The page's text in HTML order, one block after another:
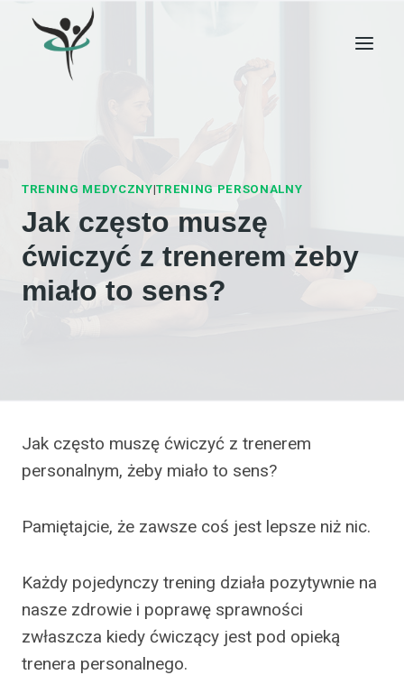
TRENING MEDYCZNY|TRENING PERSONALNY
Jak często muszę
ćwiczyć z trenerem żeby
miało to sens?
Jak często muszę ćwiczyć z trenerem
personalnym, żeby miało to sens?
Pamiętajcie, że zawsze coś jest lepsze niż nic.
Każdy pojedynczy trening działa pozytywnie na
nasze zdrowie i poprawę sprawności
zwłaszcza kiedy ćwiczący jest pod opieką
trenera personalnego.